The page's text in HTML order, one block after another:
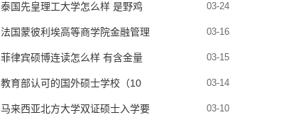
泰国先皇理工大学怎么样 是野鸡 03-24
法国蒙彼利埃高等商学院金融管理 03-16
菲律宾硕博连读怎么样 有含金量 03-15
教育部认可的国外硕士学校（10 03-14
马来西亚北方大学双证硕士入学要 03-10